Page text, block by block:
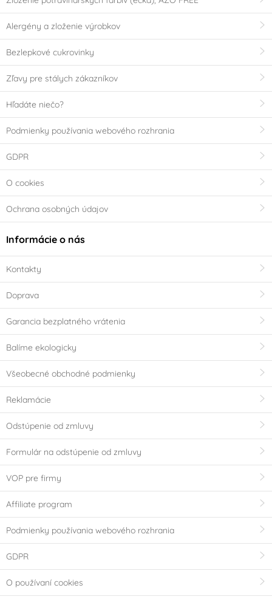
Alergény a zloženie výrobkov
Bezlepkové cukrovinky
Zľavy pre stálych zákazníkov
Hľadáte niečo?
Podmienky používania webového rozhrania
GDPR
O cookies
Ochrana osobných údajov
Informácie o nás
Kontakty
Doprava
Garancia bezplatného vrátenia
Balíme ekologicky
Všeobecné obchodné podmienky
Reklamácie
Odstúpenie od zmluvy
Formulár na odstúpenie od zmluvy
VOP pre firmy
Affiliate program
Podmienky používania webového rozhrania
GDPR
O používaní cookies